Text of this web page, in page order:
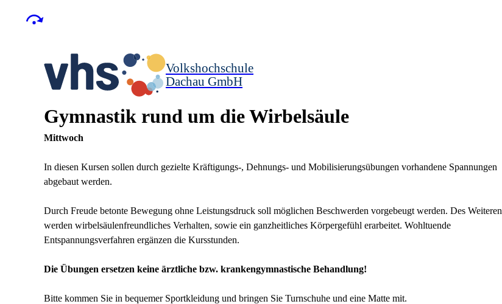
Volkshochschule
Dachau GmbH
Gymnastik rund um die Wirbelsäule
Mittwoch
In diesen Kursen sollen durch gezielte Kräftigungs-, Dehnungs- und Mobilisierungsübungen vorhandene Spannungen
abgebaut werden.
Durch Freude betonte Bewegung ohne Leistungsdruck soll möglichen Beschwerden vorgebeugt werden. Des Weiteren
werden wirbelsäulenfreundliches Verhalten, sowie ein ganzheitliches Körpergefühl erarbeitet. Wohltuende
Entspannungsverfahren ergänzen die Kursstunden.
Die Übungen ersetzen keine ärztliche bzw. krankengymnastische Behandlung!
Bitte kommen Sie in bequemer Sportkleidung und bringen Sie Turnschuhe und eine Matte mit.